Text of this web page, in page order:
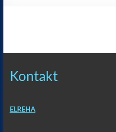
Kontakt
ELREHA